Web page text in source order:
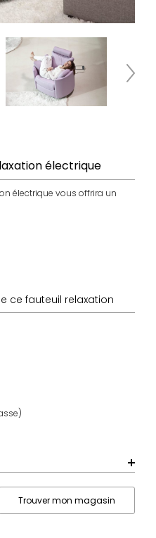
électrique
électrique vous offrira un
ce fauteuil relaxation
Trouver mon magasin